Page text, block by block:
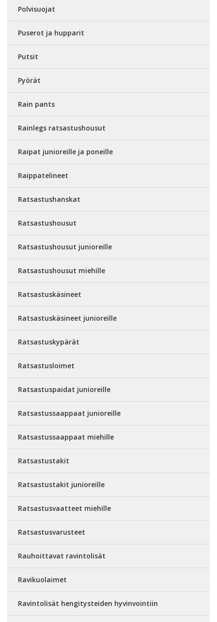
Polvisuojat
Puserot ja hupparit
Putsit
Pyörät
Rain pants
Rainlegs ratsastushousut
Raipat junioreille ja poneille
Raippatelineet
Ratsastushanskat
Ratsastushousut
Ratsastushousut junioreille
Ratsastushousut miehille
Ratsastuskäsineet
Ratsastuskäsineet junioreille
Ratsastuskypärät
Ratsastusloimet
Ratsastuspaidat junioreille
Ratsastussaappaat junioreille
Ratsastussaappaat miehille
Ratsastustakit
Ratsastustakit junioreille
Ratsastusvaatteet miehille
Ratsastusvarusteet
Rauhoittavat ravintolisät
Ravikuolaimet
Ravintolisät hengitysteiden hyvinvointiin